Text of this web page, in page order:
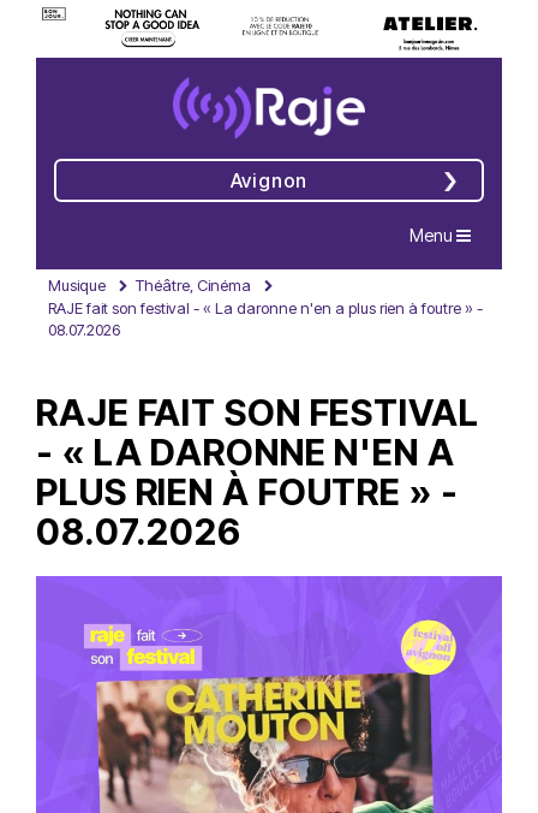
Avignon
Navigation
Menu
Musique
Théâtre, Cinéma
RAJE fait son festival - « La daronne n'en a plus rien à foutre » -
08.07.2026
RAJE FAIT SON FESTIVAL
- « LA DARONNE N'EN A
PLUS RIEN À FOUTRE » -
08.07.2026